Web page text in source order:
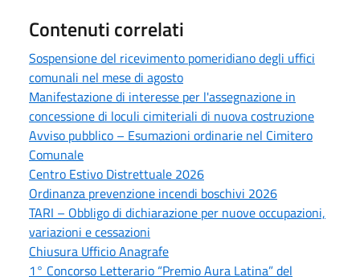
Contenuti correlati
Sospensione del ricevimento pomeridiano degli uffici
comunali nel mese di agosto
Manifestazione di interesse per l'assegnazione in
concessione di loculi cimiteriali di nuova costruzione
Avviso pubblico – Esumazioni ordinarie nel Cimitero
Comunale
Centro Estivo Distrettuale 2026
Ordinanza prevenzione incendi boschivi 2026
TARI – Obbligo di dichiarazione per nuove occupazioni,
variazioni e cessazioni
Chiusura Ufficio Anagrafe
1° Concorso Letterario “Premio Aura Latina” del